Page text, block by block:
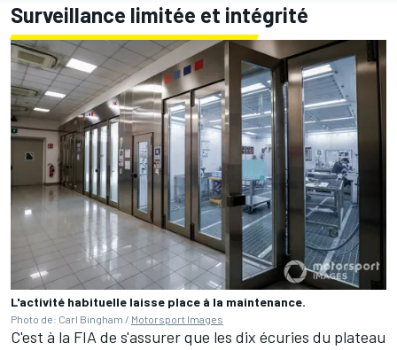
Surveillance limitée et intégrité
L'activité habituelle laisse place à la maintenance.
Photo de: Carl Bingham / Motorsport Images
C'est à la FIA de s'assurer que les dix écuries du plateau